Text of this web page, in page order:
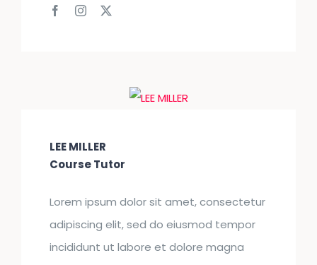
LEE MILLER
Course Tutor
Lorem ipsum dolor sit amet, consectetur
adipiscing elit, sed do eiusmod tempor
incididunt ut labore et dolore magna